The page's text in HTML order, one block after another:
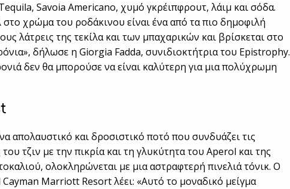
Savoia Americano, χυμό γκρέιπφρουτ, λάιμ και σόδα.
στο χρώμα του ροδάκινου είναι ένα από τα πιο δημοφιλή
λάτρεις της τεκίλα και των μπαχαρικών και βρίσκεται στο
δήλωσε η Giorgia Fadda, συνιδιοκτήτρια τoυ Epistrophy.
δεν θα μπορούσε να είναι καλύτερη για μια πολύχρωμη
απολαυστικό και δροσιστικό ποτό που συνδυάζει τις
του τζιν με την πικρία και τη γλυκύτητα του Aperol και της
ολοκληρώνεται με μια αστραφτερή πινελιά τόνικ. Ο
Marriott Resort λέει: «Αυτό το μοναδικό μείγμα